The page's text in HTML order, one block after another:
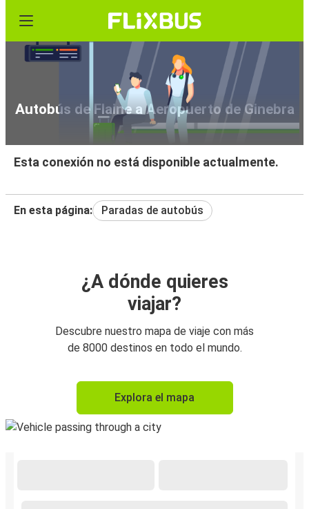
Autobús de Flaine a Aeropuerto de Ginebra
Esta conexión no está disponible actualmente.
En esta página: Paradas de autobús
¿A dónde quieres
viajar?
Descubre nuestro mapa de viaje con más
de 8000 destinos en todo el mundo.
Explora el mapa